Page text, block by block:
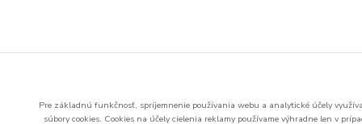
Pre základnú funkčnosť, spríjemnenie používania webu a analytické účely
súbory cookies. Cookies na účely cielenia reklamy používame výhradne len v